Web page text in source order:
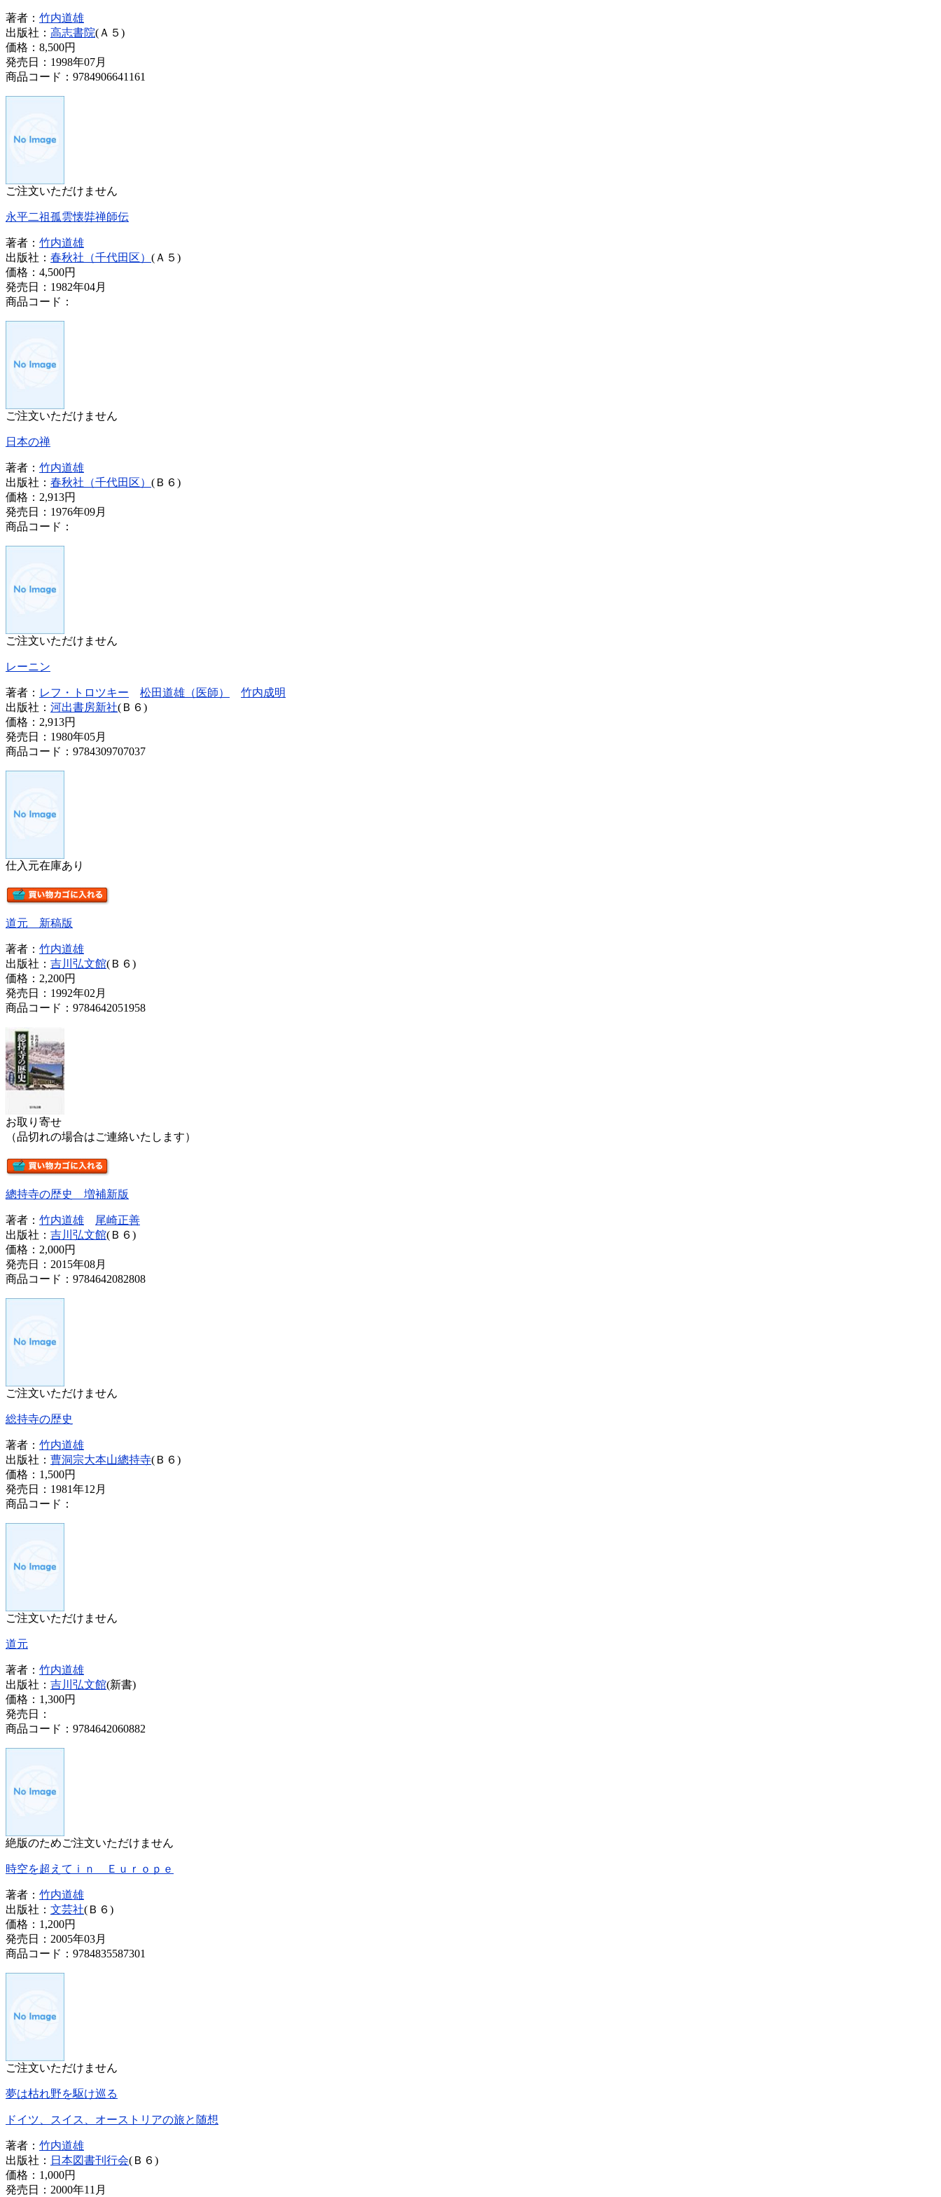
著者： 竹内道雄
出版社： 高志書院(Ａ５)
価格： 8,500円
発売日：1998年07月
商品コード：9784906641161
ご注文いただけません
永平二祖孤雲懐弉禅師伝
著者： 竹内道雄
出版社： 春秋社（千代田区） (Ａ５)
価格： 4,500円
発売日：1982年04月
商品コード：
ご注文いただけません
日本の禅
著者： 竹内道雄
出版社： 春秋社（千代田区） (Ｂ６)
価格： 2,913円
発売日：1976年09月
商品コード：
ご注文いただけません
レーニン
著者： レフ・トロツキー 松田道雄（医師）
竹内成明
出版社： 河出書房新社(Ｂ６)
価格： 2,913円
発売日：1980年05月
商品コード：9784309707037
仕入元在庫あり
道元 新稿版
著者： 竹内道雄
出版社： 吉川弘文館(Ｂ６)
価格： 2,200円
発売日：1992年02月
商品コード：9784642051958
お取り寄せ
（品切れの場合はご連絡いたします）
總持寺の歴史 増補新版
著者： 竹内道雄
尾崎正善
出版社： 吉川弘文館(Ｂ６)
価格： 2,000円
発売日：2015年08月
商品コード：9784642082808
ご注文いただけません
総持寺の歴史
著者： 竹内道雄
出版社： 曹洞宗大本山總持寺(Ｂ６)
価格： 1,500円
発売日：1981年12月
商品コード：
ご注文いただけません
道元
著者： 竹内道雄
出版社： 吉川弘文館(新書)
価格： 1,300円
発売日：
商品コード：9784642060882
絶版のためご注文いただけません
時空を超えてｉｎ Ｅｕｒｏｐｅ
著者： 竹内道雄
出版社： 文芸社(Ｂ６)
価格： 1,200円
発売日：2005年03月
商品コード：9784835587301
ご注文いただけません
夢は枯れ野を駆け巡る
ドイツ、スイス、オーストリアの旅と随想
著者： 竹内道雄
出版社： 日本図書刊行会(Ｂ６)
価格： 1,000円
発売日：2000年11月